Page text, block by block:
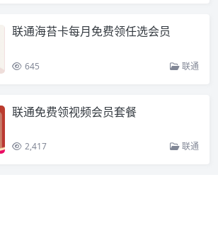
联通海苔卡每月免费领任选会员
645 联通
联通免费领视频会员套餐
2,417 联通